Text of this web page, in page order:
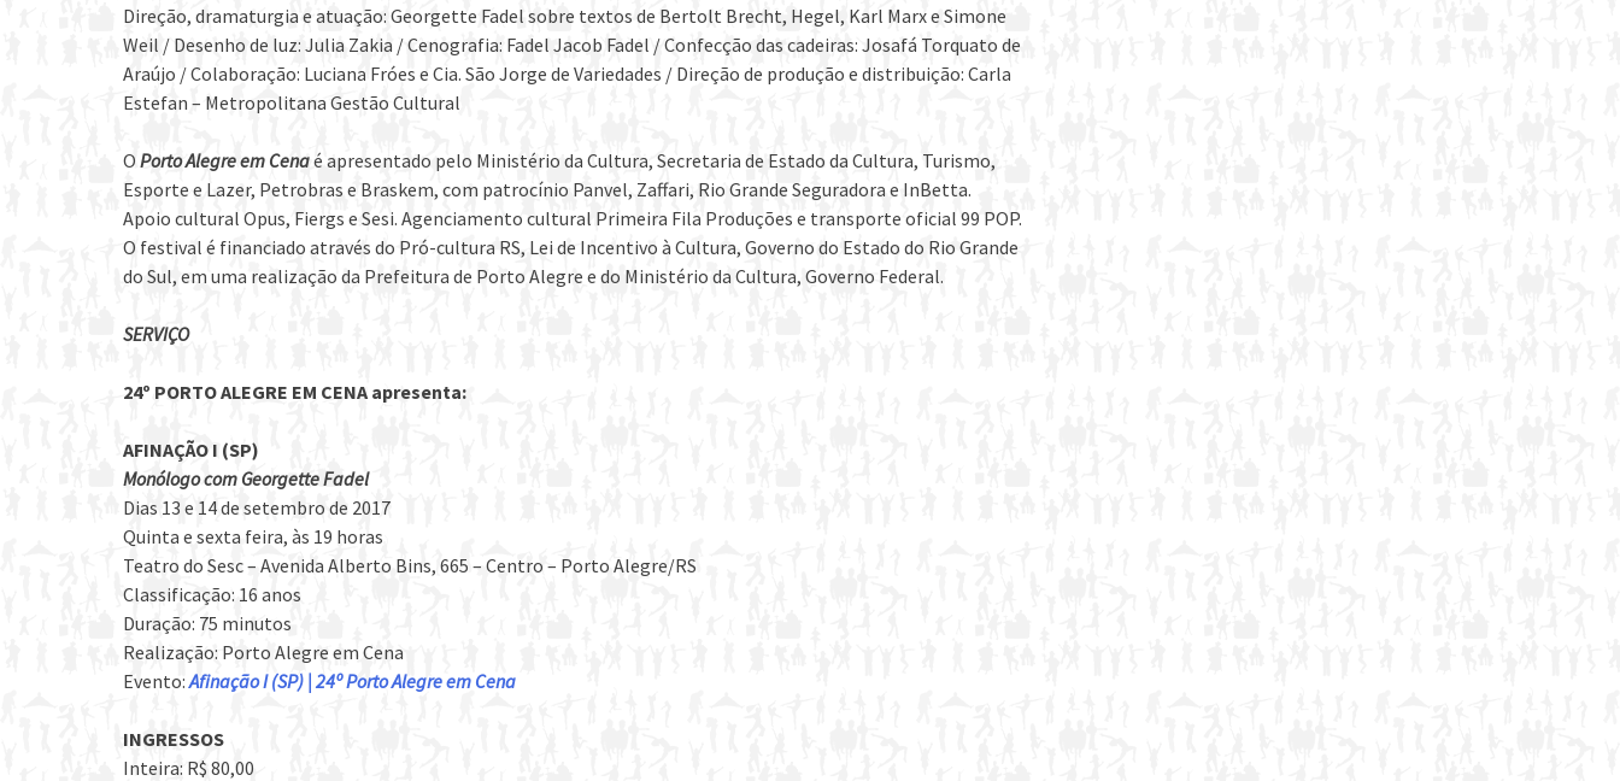
Direção, dramaturgia e atuação: Georgette Fadel sobre textos de Bertolt Brecht, Hegel, Karl Marx e Simone
Weil / Desenho de luz: Julia Zakia / Cenografia: Fadel Jacob Fadel / Confecção das cadeiras: Josafá Torquato de
Araújo / Colaboração: Luciana Fróes e Cia. São Jorge de Variedades / Direção de produção e distribuição: Carla
Estefan – Metropolitana Gestão Cultural
O Porto Alegre em Cenaé apresentado pelo Ministério da Cultura, Secretaria de Estado da Cultura, Turismo,
Esporte e Lazer, Petrobras e Braskem, com patrocínio Panvel, Zaffari, Rio Grande Seguradora e InBetta.
Apoio cultural Opus, Fiergs e Sesi. Agenciamento cultural Primeira Fila Produções e transporte oficial 99 POP.
O festival é financiado através do Pró-cultura RS, Lei de Incentivo à Cultura, Governo do Estado do Rio Grande
do Sul, em uma realização da Prefeitura de Porto Alegre e do Ministério da Cultura, Governo Federal.
SERVIÇO
24º PORTO ALEGRE EM CENA apresenta:
AFINAÇÃO I (SP)
Monólogo com Georgette Fadel
Dias 13 e 14 de setembro de 2017
Quinta e sexta feira, às 19 horas
Teatro do Sesc – Avenida Alberto Bins, 665 – Centro – Porto Alegre/RS
Classificação: 16 anos
Duração: 75 minutos
Realização: Porto Alegre em Cena
Evento:Afinação I (SP) | 24º Porto Alegre em Cena
INGRESSOS
Inteira: R$ 80,00